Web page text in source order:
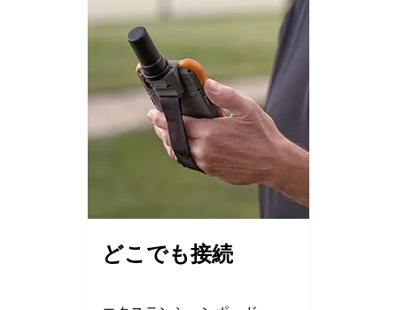
どこでも接続